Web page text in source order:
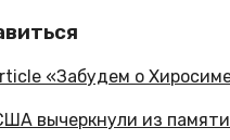
вычеркнули из